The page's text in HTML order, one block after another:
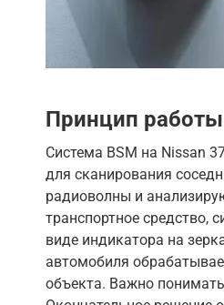
Принцип
Система BSM на Nissan
для сканирования
радиоволны и
транспортное средство,
виде индикатора на
автомобиля
объекта. Важно